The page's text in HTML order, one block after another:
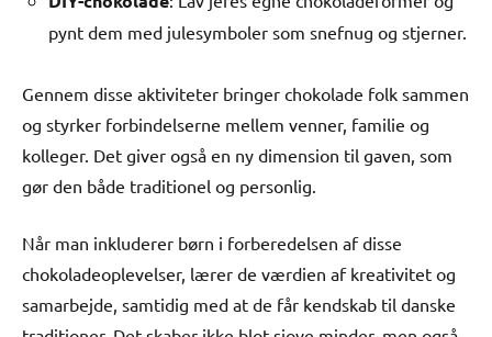
pynt dem med julesymboler som snefnug og stjerner.
Gennem disse aktiviteter bringer chokolade folk sammen
og styrker forbindelserne mellem venner, familie og
kolleger. Det giver også en ny dimension til gaven, som
gør den både traditionel og personlig.
Når man inkluderer børn i forberedelsen af disse
chokoladeoplevelser, lærer de værdien af kreativitet og
samarbejde, samtidig med at de får kendskab til danske